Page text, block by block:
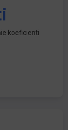
koeficienti